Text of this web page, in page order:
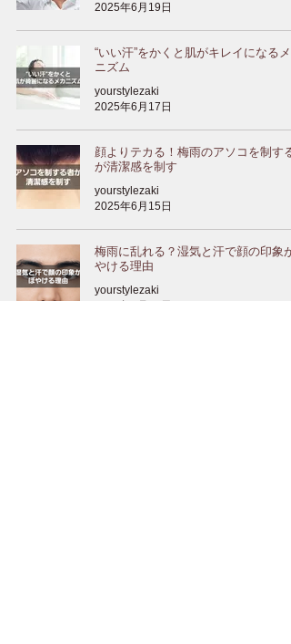
2025年6月19日
“いい汗”をかくと肌がキレイになるメ
ニズム
yourstylezaki
2025年6月17日
顔よりテカる！梅雨のアソコを制す
が清潔感を制す
yourstylezaki
2025年6月15日
梅雨に乱れる？湿気と汗で顔の印象
やける理由
yourstylezaki